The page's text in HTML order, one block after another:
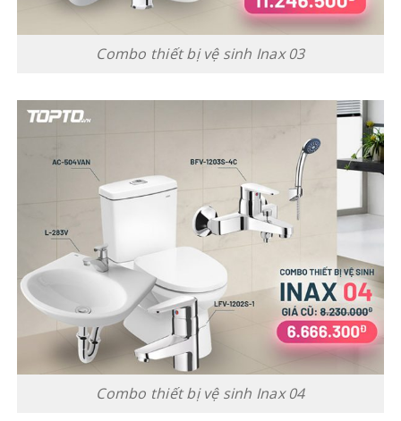
Combo thiết bị vệ sinh Inax 03
Combo thiết bị vệ sinh Inax 04